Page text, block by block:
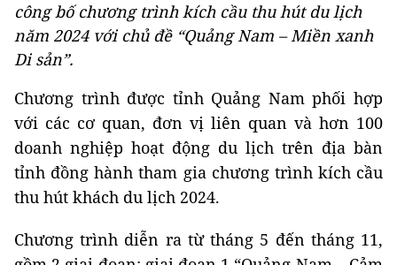
công bố chương trình kích cầu thu hút du lịch
năm 2024 với chủ đề “Quảng Nam – Miền xanh
Di sản”.
Chương trình được tỉnh Quảng Nam phối hợp
với các cơ quan, đơn vị liên quan và hơn 100
doanh nghiệp hoạt động du lịch trên địa bàn
tỉnh đồng hành tham gia chương trình kích cầu
thu hút khách du lịch 2024.
Chương trình diễn ra từ tháng 5 đến tháng 11,